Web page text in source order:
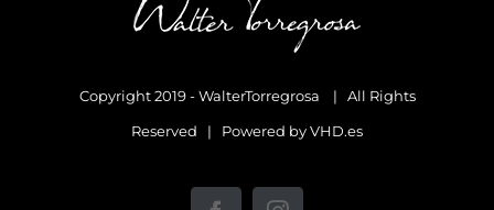
Copyright 2019 - WalterTorregrosa | All Rights
Reserved | Powered byVHD.es